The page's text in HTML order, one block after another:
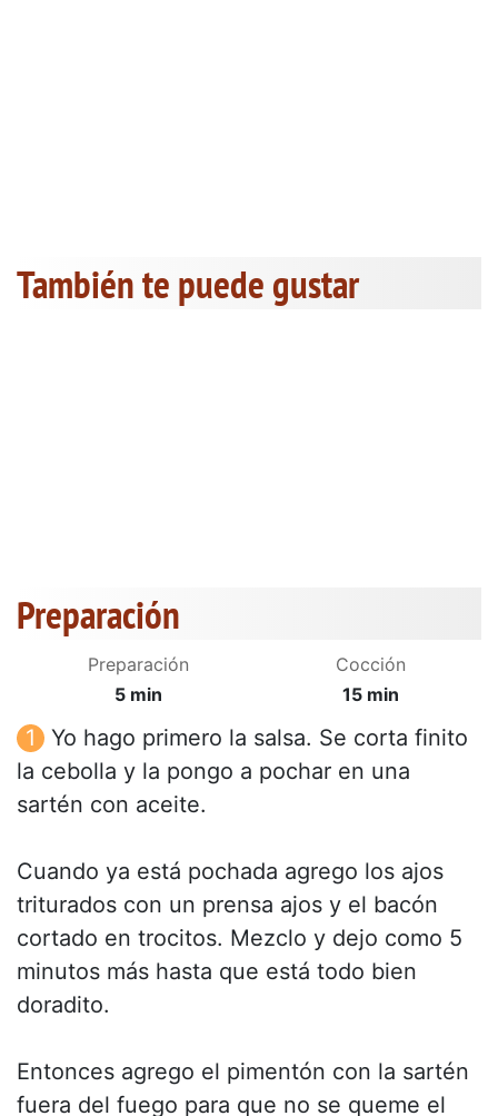
También te puede gustar
Preparación
Preparación
5 min
Cocción
15 min
Yo hago primero la salsa. Se corta finito
la cebolla y la pongo a pochar en una
sartén con aceite.
Cuando ya está pochada agrego los ajos
triturados con un prensa ajos y el bacón
cortado en trocitos. Mezclo y dejo como 5
minutos más hasta que está todo bien
doradito.
Entonces agrego el pimentón con la sartén
fuera del fuego para que no se queme el